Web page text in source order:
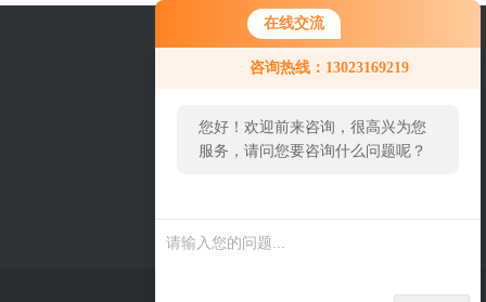
在线交流
咨询热线：13023169219
您好！欢迎前来咨询，很高兴为您
服务，请问您要咨询什么问题呢？